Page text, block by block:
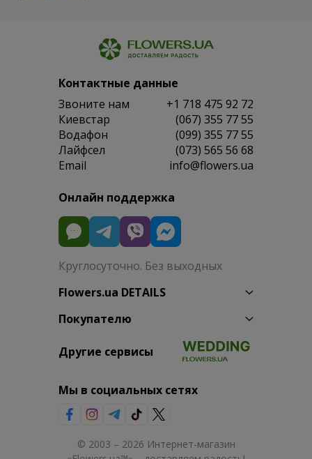
Контактные данные
Звоните нам
+1 718 475 92 72
Киевстар
(067) 355 77 55
Водафон
(099) 355 77 55
Лайфсел
(073) 565 56 68
Email
info@flowers.ua
Онлайн поддержка
Круглосуточно. Без выходных
Flowers.ua DETAILS
Покупателю
Другие сервисы
Мы в социальных сетях
© 2003 – 2026 Интернет-магазин